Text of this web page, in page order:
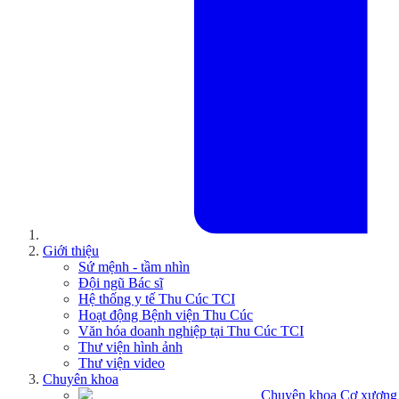
Giới thiệu
Sứ mệnh - tầm nhìn
Đội ngũ Bác sĩ
Hệ thống y tế Thu Cúc TCI
Hoạt động Bệnh viện Thu Cúc
Văn hóa doanh nghiệp tại Thu Cúc TCI
Thư viện hình ảnh
Thư viện video
Chuyên khoa
Chuyên khoa Cơ